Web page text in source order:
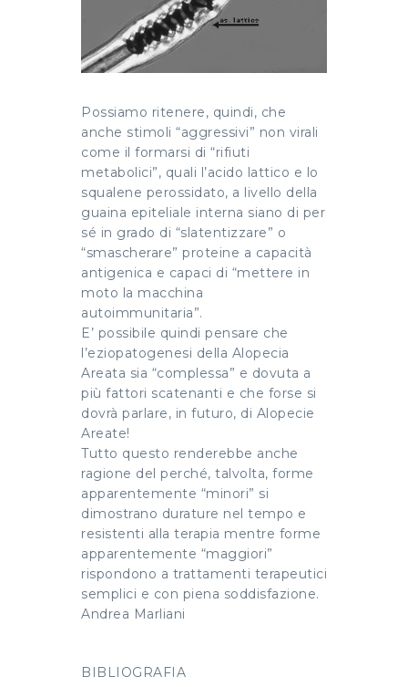
Possiamo ritenere, quindi, che
anche stimoli “aggressivi” non virali
come il formarsi di “rifiuti
metabolici”, quali l’acido lattico e lo
squalene perossidato, a livello della
guaina epiteliale interna siano di per
sé in grado di “slatentizzare” o
“smascherare” proteine a capacità
antigenica e capaci di “mettere in
moto la macchina
autoimmunitaria”.
E’ possibile quindi pensare che
l’eziopatogenesi della Alopecia
Areata sia “complessa” e dovuta a
più fattori scatenanti e che forse si
dovrà parlare, in futuro, di Alopecie
Areate!
Tutto questo renderebbe anche
ragione del perché, talvolta, forme
apparentemente “minori” si
dimostrano durature nel tempo e
resistenti alla terapia mentre forme
apparentemente “maggiori”
rispondono a trattamenti terapeutici
semplici e con piena soddisfazione.
Andrea Marliani
BIBLIOGRAFIA